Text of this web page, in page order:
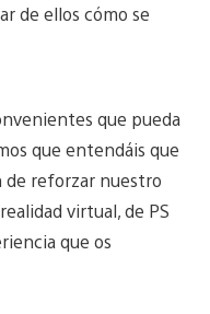
de ellos cómo se
que pueda
que entendáis que
reforzar nuestro
virtual, de PS
que os